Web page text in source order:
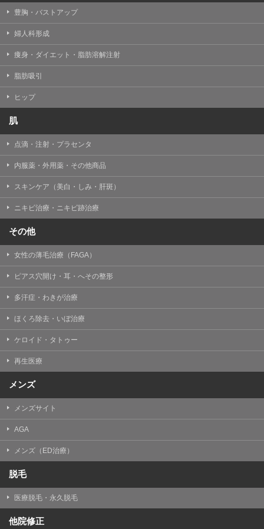
ジが正しく表示されなくなる場合がありますのでご留意
ください。
TCBグループが運営するWEBサイトでは、アクセスログ
として患者様の履歴情報をサーバ上に記録しています。
アクセスログはWEBサイトの保守管理や利用状況に関す
る統計分析のために使用されます。それ以外の目的で使
用されることはありません。
事業上の必要性等に応じて、改定される場合がありま
す。
掲載したときをもって効力を生じるものとします。
豊胸・バストアップ
婦人科形成
痩身・ダイエット・脂肪溶解注射
脂肪吸引
ヒップ
肌
点滴・注射・プラセンタ
内服薬・外用薬・その他商品
スキンケア（美白・しみ・肝斑）
ニキビ治療・ニキビ跡治療
その他
女性の薄毛治療（FAGA）
ピアス穴開け・耳・へその整形
多汗症・わきが治療
ほくろ除去・いぼ治療
ケロイド・タトゥー
再生医療
メンズ
メンズサイト
AGA
メンズ（ED治療）
脱毛
医療脱毛・永久脱毛
他院修正